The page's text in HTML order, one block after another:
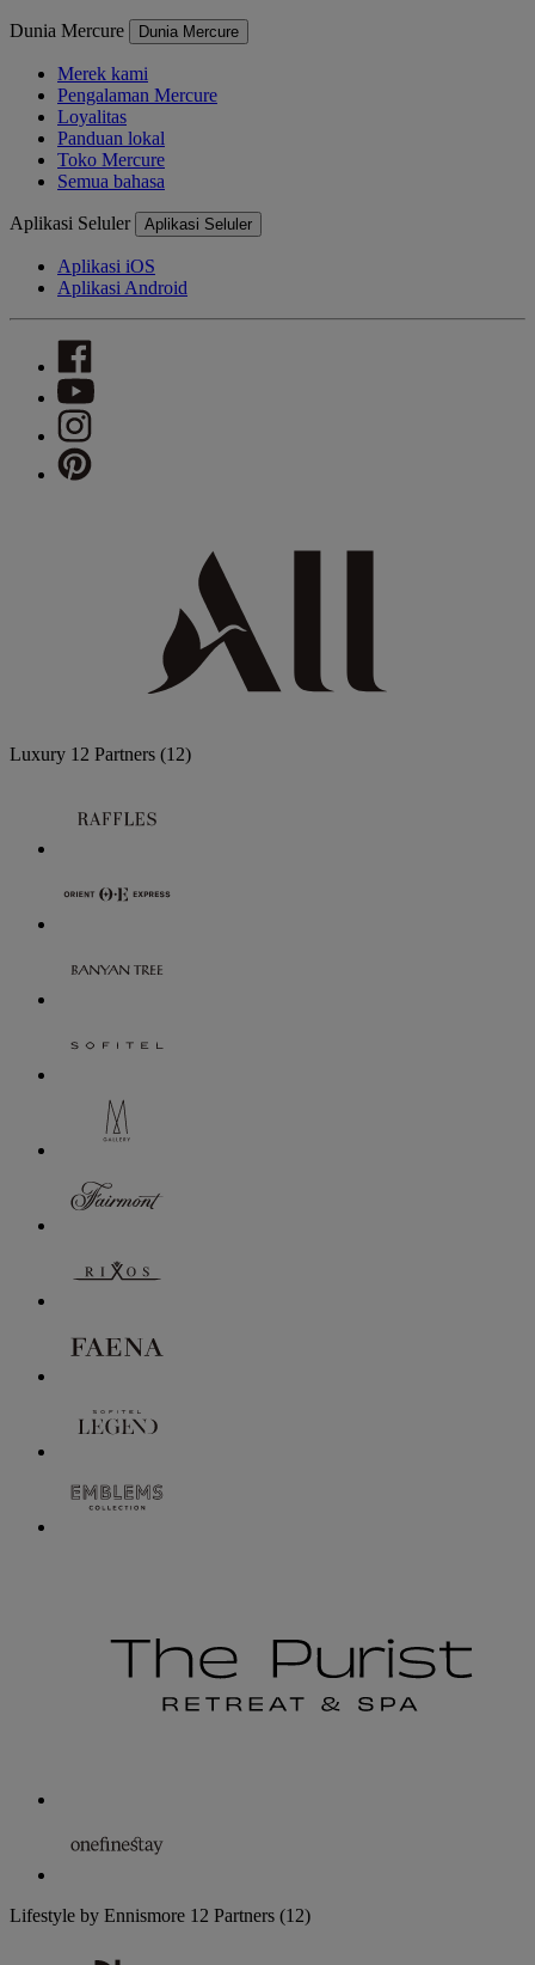
Dunia Mercure Dunia Mercure
Merek kami
Pengalaman Mercure
Loyalitas
Panduan lokal
Toko Mercure
Semua bahasa
Aplikasi Seluler Aplikasi Seluler
Aplikasi iOS
Aplikasi Android
Luxury 12 Partners (12)
Lifestyle by Ennismore 12 Partners (12)